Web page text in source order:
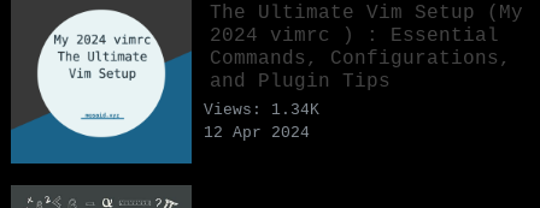
The Ultimate Vim Setup (My
2024 vimrc ) : Essential
Commands, Configurations,
and Plugin Tips
Views: 1.34K
12 Apr 2024